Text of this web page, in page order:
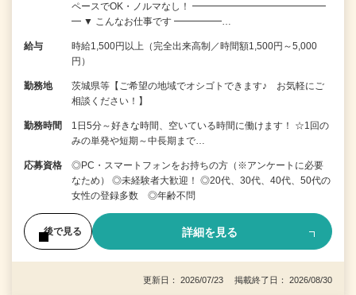
ペースでOK・ノルマなし！ ━━━━━━━━━━━━━━
━ ▼ こんなお仕事です ━━━━━…
給与
時給1,500円以上（完全出来高制／時間額1,500円～5,000
円）
勤務地
茨城県等【ご希望の地域でオシゴトできます♪ お気軽にご
相談ください！】
勤務時間
1日5分～好きな時間、空いている時間に働けます！ ☆1回の
みの単発や短期～中長期まで…
応募資格
◎PC・スマートフォンをお持ちの方（※アンケートに必要
なため） ◎未経験者大歓迎！ ◎20代、30代、40代、50代の
女性の登録多数 ◎年齢不問
後で見る 詳細を見る
更新日： 2026/07/23 掲載終了日： 2026/08/30